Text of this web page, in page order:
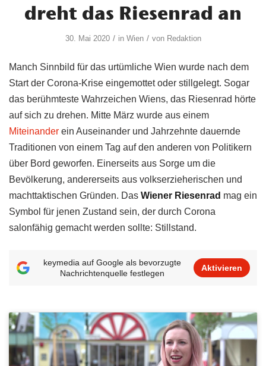
dreht das Riesenrad an
30. Mai 2020 / in Wien / von Redaktion
Manch Sinnbild für das urtümliche Wien wurde nach dem
Start der Corona-Krise eingemottet oder stillgelegt. Sogar
das berühmteste Wahrzeichen Wiens, das Riesenrad hörte
auf sich zu drehen. Mitte März wurde aus einem
Miteinander ein Auseinander und Jahrzehnte dauernde
Traditionen von einem Tag auf den anderen von Politikern
über Bord geworfen. Einerseits aus Sorge um die
Bevölkerung, andererseits aus volkserzieherischen und
machttaktischen Gründen. Das Wiener Riesenrad mag ein
Symbol für jenen Zustand sein, der durch Corona
salonfähig gemacht werden sollte: Stillstand.
keymedia auf Google als bevorzugte
Nachrichtenquelle festlegen
Aktivieren